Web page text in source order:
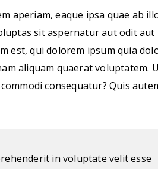
aperiam, eaque ipsa quae ab
sit aspernatur aut odit aut
est, qui dolorem ipsum quia
aliquam quaerat voluptatem.
consequatur? Quis
in voluptate velit esse